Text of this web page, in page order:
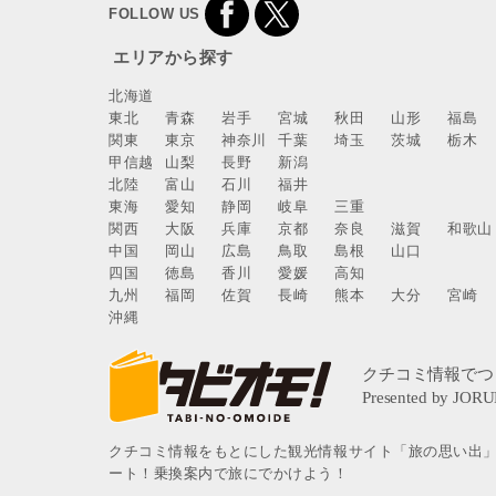
FOLLOW US
エリアから探す
北海道
東北
青森 岩手 宮城 秋田 山形
福島
関東
東京 神奈川 千葉 埼玉 茨城
栃木
甲信越
山梨 長野
新潟
北陸
富山 石川
福井
東海
愛知 静岡 岐阜
三重
関西
大阪 兵庫 京都 奈良 滋賀
和歌山
中国
岡山 広島 鳥取 島根
山口
四国
徳島 香川 愛媛
高知
九州
福岡 佐賀 長崎 熊本 大分
宮崎
沖縄
クチコミ情報をもとにした観光情報サイト「旅の思い出
ート！乗換案内で旅にでかけよう！